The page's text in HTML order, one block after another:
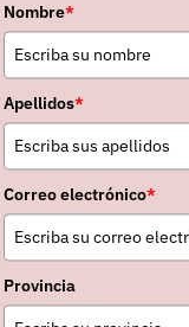
lo que han
(Glide
fin, otro ciclo
las próximas
),“White Denim,
y, por suerte
),“El resultado
contagioso,
inquieto”
Nombre*
Apellidos*
Correo electrónico*
Provincia